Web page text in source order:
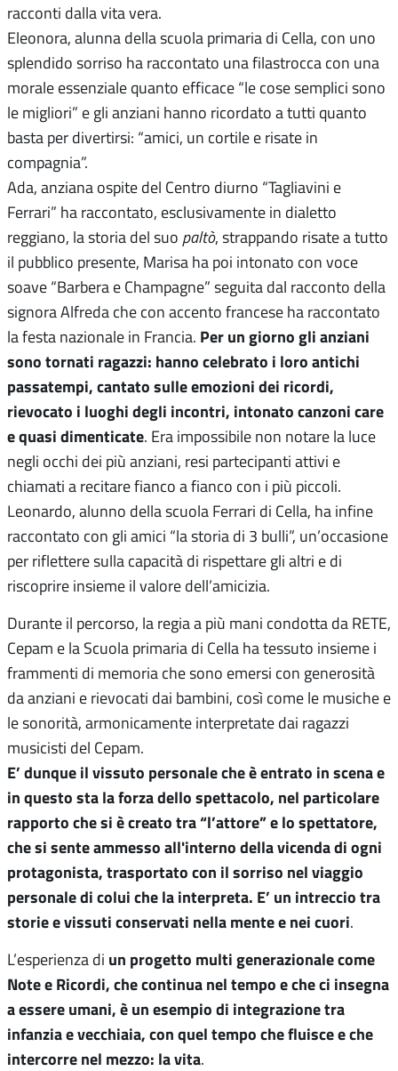
racconti dalla vita vera.
Eleonora, alunna della scuola primaria di Cella, con uno
splendido sorriso ha raccontato una filastrocca con una
morale essenziale quanto efficace “le cose semplici sono
le migliori” e gli anziani hanno ricordato a tutti quanto
basta per divertirsi: “amici, un cortile e risate in
compagnia”.
Ada, anziana ospite del Centro diurno “Tagliavini e
Ferrari” ha raccontato, esclusivamente in dialetto
reggiano, la storia del suo paltò, strappando risate a tutto
il pubblico presente, Marisa ha poi intonato con voce
soave “Barbera e Champagne” seguita dal racconto della
signora Alfreda che con accento francese ha raccontato
la festa nazionale in Francia. Per un giorno gli anziani
sono tornati ragazzi: hanno celebrato i loro antichi
passatempi, cantato sulle emozioni dei ricordi,
rievocato i luoghi degli incontri, intonato canzoni care
e quasi dimenticate. Era impossibile non notare la luce
negli occhi dei più anziani, resi partecipanti attivi e
chiamati a recitare fianco a fianco con i più piccoli.
Leonardo, alunno della scuola Ferrari di Cella, ha infine
raccontato con gli amici “la storia di 3 bulli”, un’occasione
per riflettere sulla capacità di rispettare gli altri e di
riscoprire insieme il valore dell’amicizia.
Durante il percorso, la regia a più mani condotta da RETE,
Cepam e la Scuola primaria di Cella ha tessuto insieme i
frammenti di memoria che sono emersi con generosità
da anziani e rievocati dai bambini, così come le musiche e
le sonorità, armonicamente interpretate dai ragazzi
musicisti del Cepam.
E’ dunque il vissuto personale che è entrato in scena e
in questo sta la forza dello spettacolo, nel particolare
rapporto che si è creato tra “l’attore” e lo spettatore,
che si sente ammesso all'interno della vicenda di ogni
protagonista, trasportato con il sorriso nel viaggio
personale di colui che la interpreta. E’ un intreccio tra
storie e vissuti conservati nella mente e nei cuori.
L’esperienza di un progetto multi generazionale come
Note e Ricordi, che continua nel tempo e che ci insegna
a essere umani, è un esempio di integrazione tra
infanzia e vecchiaia, con quel tempo che fluisce e che
intercorre nel mezzo: la vita.